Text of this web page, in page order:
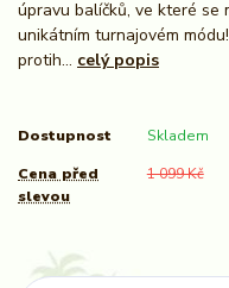
úpravu balíčků, ve které se
unikátním turnajovém
protih... celý popis
Dostupnost Skladem
Cena před
slevou
1 099 Kč